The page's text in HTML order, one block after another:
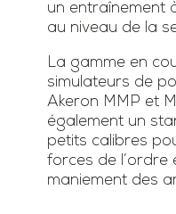
un entraînement
au niveau de la
La gamme en
simulateurs de
Akeron MMP et
également un
petits calibres
forces de l’ordre
maniement des